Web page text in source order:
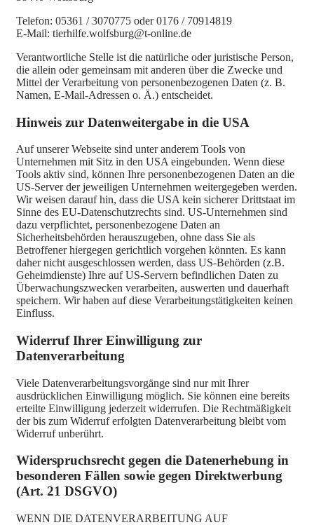
Telefon: 05361 / 3070775 oder 0176 / 70914819
E-Mail: tierhilfe.wolfsburg@t-online.de
Verantwortliche Stelle ist die natürliche oder juristische Person,
die allein oder gemeinsam mit anderen über die Zwecke und
Mittel der Verarbeitung von personenbezogenen Daten (z. B.
Namen, E-Mail-Adressen o. Ä.) entscheidet.
Hinweis zur Datenweitergabe in die USA
Auf unserer Webseite sind unter anderem Tools von
Unternehmen mit Sitz in den USA eingebunden. Wenn diese
Tools aktiv sind, können Ihre personenbezogenen Daten an die
US-Server der jeweiligen Unternehmen weitergegeben werden.
Wir weisen darauf hin, dass die USA kein sicherer Drittstaat im
Sinne des EU-Datenschutzrechts sind. US-Unternehmen sind
dazu verpflichtet, personenbezogene Daten an
Sicherheitsbehörden herauszugeben, ohne dass Sie als
Betroffener hiergegen gerichtlich vorgehen könnten. Es kann
daher nicht ausgeschlossen werden, dass US-Behörden (z.B.
Geheimdienste) Ihre auf US-Servern befindlichen Daten zu
Überwachungszwecken verarbeiten, auswerten und dauerhaft
speichern. Wir haben auf diese Verarbeitungstätigkeiten keinen
Einfluss.
Widerruf Ihrer Einwilligung zur
Datenverarbeitung
Viele Datenverarbeitungsvorgänge sind nur mit Ihrer
ausdrücklichen Einwilligung möglich. Sie können eine bereits
erteilte Einwilligung jederzeit widerrufen. Die Rechtmäßigkeit
der bis zum Widerruf erfolgten Datenverarbeitung bleibt vom
Widerruf unberührt.
Widerspruchsrecht gegen die Datenerhebung in
besonderen Fällen sowie gegen Direktwerbung
(Art. 21 DSGVO)
WENN DIE DATENVERARBEITUNG AUF